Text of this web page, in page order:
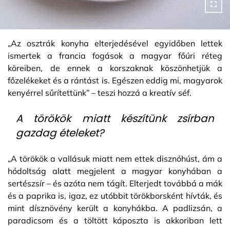
„Az osztrák konyha elterjedésével egyidőben lettek
ismertek a francia fogások a magyar főúri réteg
köreiben, de ennek a korszaknak köszönhetjük a
főzelékeket és a rántást is. Egészen eddig mi, magyarok
kenyérrel sűrítettünk” – teszi hozzá a kreatív séf.
A törökök miatt készítünk zsírban
gazdag ételeket?
„A törökök a vallásuk miatt nem ettek disznóhúst, ám a
hódoltság alatt megjelent a magyar konyhában a
sertészsír – és azóta nem tágít. Elterjedt továbbá a mák
és a paprika is, igaz, ez utóbbit törökborsként hívták, és
mint dísznövény került a konyhákba. A padlizsán, a
paradicsom és a töltött káposzta is akkoriban lett